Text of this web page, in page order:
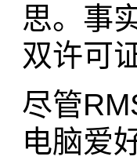
思。事
双许可
尽管
电脑爱